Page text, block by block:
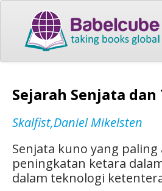
Sejarah Senjata
Skalfist,Daniel Mikelsten
Senjata kuno yang
peningkatan ketara
dalam teknologi